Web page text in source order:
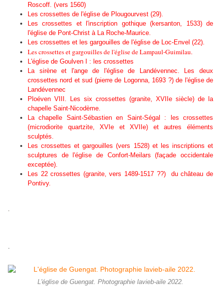
Roscoff. (vers 1560)
Les crossettes de l'église de Plougourvest (29).
Les crossettes et l'inscription gothique (kersanton, 1533) de
l'église de Pont-Christ à La Roche-Maurice.
Les crossettes et les gargouilles de l'église de Loc-Envel (22).
Les crossettes et gargouilles de l'église de Lampaul-Guimilau.
L'église de Goulven I : les crossettes
La sirène et l'ange de l'église de Landévennec.
Les deux
crossettes nord et sud (pierre de Logonna, 1693 ?) de l'église de
Landévennec
Ploéven VIII. Les six crossettes (granite, XVIIe siècle) de la
chapelle Saint-Nicodème.
La chapelle Saint-Sébastien en Saint-Ségal : les crossettes
(microdiorite quartzite, XVIe et XVIIe) et autres éléments
sculptés.
Les crossettes et gargouilles (vers 1528) et les inscriptions et
sculptures de l'église de Confort-Meilars (façade occidentale
exceptée).
Les 22 crossettes (granite, vers 1489-1517 ??) du château de
Pontivy.
L'église de Guengat. Photographie lavieb-aile 2022.